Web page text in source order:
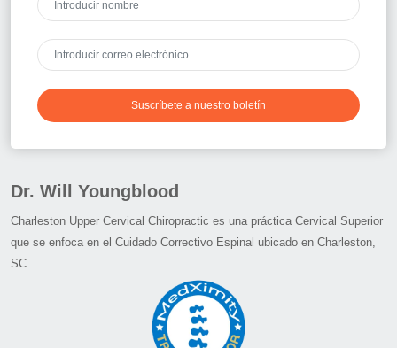
Suscríbete a nuestro boletín
Dr. Will Youngblood
Charleston Upper Cervical Chiropractic es una práctica Cervical Superior
que se enfoca en el Cuidado Correctivo Espinal ubicado en Charleston,
SC.